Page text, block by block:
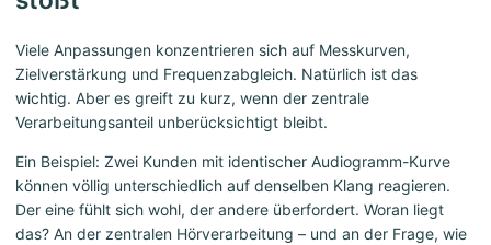
Viele Anpassungen konzentrieren sich auf Messkurven,
Zielverstärkung und Frequenzabgleich. Natürlich ist das
wichtig. Aber es greift zu kurz, wenn der zentrale
Verarbeitungsanteil unberücksichtigt bleibt.
Ein Beispiel: Zwei Kunden mit identischer Audiogramm-Kurve
können völlig unterschiedlich auf denselben Klang reagieren.
Der eine fühlt sich wohl, der andere überfordert. Woran liegt
das? An der zentralen Hörverarbeitung – und an der Frage, wie